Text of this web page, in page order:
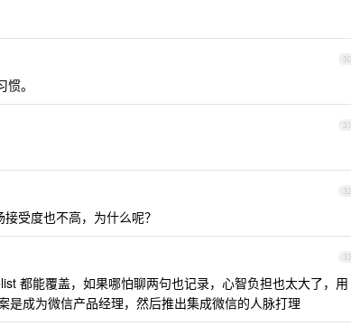
30
。
31
32
受度也不高，为什么呢？
33
都能覆盖，如果哪怕聊两句也记录，心智负担也太大了，用
成为微信产品经理，然后推出集成微信的人脉打理